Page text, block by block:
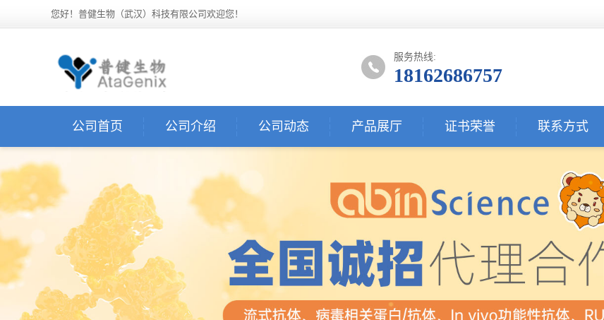
您好！普健生物（武汉）科技有限公司欢迎您！
服务热线:
18162686757
公司首页 公司介绍 公司动态 产品展厅 证书荣誉 联系方式